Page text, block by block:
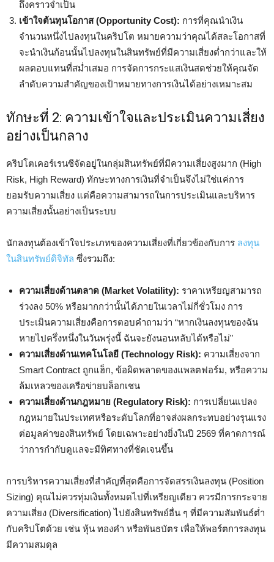
ถึงคราวจำเป็น
เข้าใจต้นทุนโอกาส (Opportunity Cost): การที่คุณนำเงิน
จำนวนหนึ่งไปลงทุนในคริปโต หมายความว่าคุณได้สละโอกาสที่
จะนำเงินก้อนนั้นไปลงทุนในสินทรัพย์ที่มีความเสี่ยงต่ำกว่าและให้
ผลตอบแทนที่สม่ำเสมอ การจัดการกระแสเงินสดช่วยให้คุณจัด
ลำดับความสำคัญของเป้าหมายทางการเงินได้อย่างเหมาะสม
ทักษะที่ 2: ความเข้าใจและประเมินความเสี่ยง
อย่างเป็นกลาง
คริปโตเคอร์เรนซีจัดอยู่ในกลุ่มสินทรัพย์ที่มีความเสี่ยงสูงมาก (High
Risk, High Reward) ทักษะทางการเงินที่จำเป็นจึงไม่ใช่แค่การ
ยอมรับความเสี่ยง แต่คือความสามารถในการประเมินและบริหาร
ความเสี่ยงนั้นอย่างเป็นระบบ
นักลงทุนต้องเข้าใจประเภทของความเสี่ยงที่เกี่ยวข้องกับการ ลงทุน
ในสินทรัพย์ดิจิทัล ซึ่งรวมถึง:
ความเสี่ยงด้านตลาด (Market Volatility): ราคาเหรียญสามารถ
ร่วงลง 50% หรือมากกว่านั้นได้ภายในเวลาไม่กี่ชั่วโมง การ
ประเมินความเสี่ยงคือการตอบคำถามว่า “หากเงินลงทุนของฉัน
หายไปครึ่งหนึ่งในวันพรุ่งนี้ ฉันจะยังนอนหลับได้หรือไม่”
ความเสี่ยงด้านเทคโนโลยี (Technology Risk): ความเสี่ยงจาก
Smart Contract ถูกแฮ็ก, ข้อผิดพลาดของแพลตฟอร์ม, หรือความ
ล้มเหลวของเครือข่ายบล็อกเชน
ความเสี่ยงด้านกฎหมาย (Regulatory Risk): การเปลี่ยนแปลง
กฎหมายในประเทศหรือระดับโลกที่อาจส่งผลกระทบอย่างรุนแรง
ต่อมูลค่าของสินทรัพย์ โดยเฉพาะอย่างยิ่งในปี 2569 ที่คาดการณ์
ว่าการกำกับดูแลจะมีทิศทางที่ชัดเจนขึ้น
การบริหารความเสี่ยงที่สำคัญที่สุดคือการจัดสรรเงินลงทุน (Position
Sizing) คุณไม่ควรทุ่มเงินทั้งหมดไปที่เหรียญเดียว ควรมีการกระจาย
ความเสี่ยง (Diversification) ไปยังสินทรัพย์อื่น ๆ ที่มีความสัมพันธ์ต่ำ
กับคริปโตด้วย เช่น หุ้น ทองคำ หรือพันธบัตร เพื่อให้พอร์ตการลงทุน
มีความสมดุล